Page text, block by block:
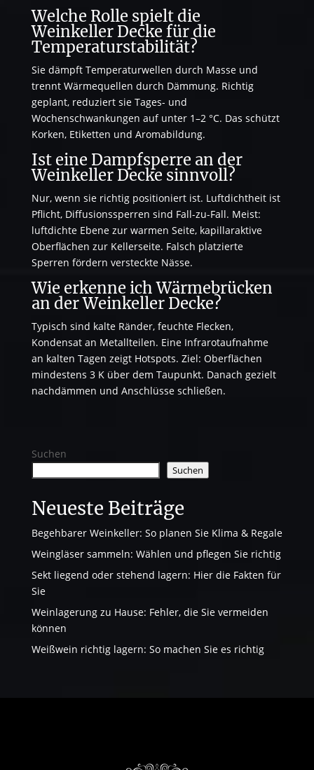
Welche Rolle spielt die
Weinkeller Decke für die
Temperaturstabilität?
Sie dämpft Temperaturwellen durch Masse und
trennt Wärmequellen durch Dämmung. Richtig
geplant, reduziert sie Tages- und
Wochenschwankungen auf unter 1–2 °C. Das schützt
Korken, Etiketten und Aromabildung.
Ist eine Dampfsperre an der
Weinkeller Decke sinnvoll?
Nur, wenn sie richtig positioniert ist. Luftdichtheit ist
Pflicht, Diffusionssperren sind Fall-zu-Fall. Meist:
luftdichte Ebene zur warmen Seite, kapillaraktive
Oberflächen zur Kellerseite. Falsch platzierte
Sperren fördern versteckte Nässe.
Wie erkenne ich Wärmebrücken
an der Weinkeller Decke?
Typisch sind kalte Ränder, feuchte Flecken,
Kondensat an Metallteilen. Eine Infrarotaufnahme
an kalten Tagen zeigt Hotspots. Ziel: Oberflächen
mindestens 3 K über dem Taupunkt. Danach gezielt
nachdämmen und Anschlüsse schließen.
Suchen
Suchen
Neueste Beiträge
Begehbarer Weinkeller: So planen Sie Klima & Regale
Weingläser sammeln: Wählen und pflegen Sie richtig
Sekt liegend oder stehend lagern: Hier die Fakten für
Sie
Weinlagerung zu Hause: Fehler, die Sie vermeiden
können
Weißwein richtig lagern: So machen Sie es richtig